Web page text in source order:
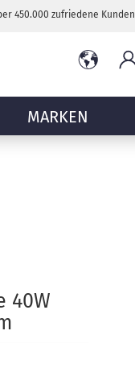
450.000 zufriedene Kunden
MARKEN
40W